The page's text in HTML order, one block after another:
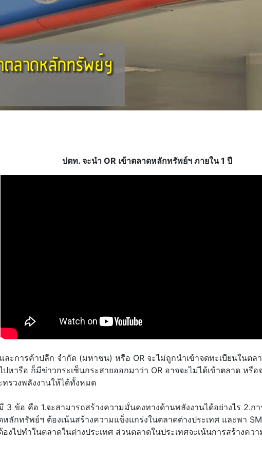
ปตท. จะนำ OR เข้าตลาดหลักทรัพย์ฯ ภายใน 1 ปี
ะการค้าปลีก จำกัด (มหาชน) หรือ OR จะไม่ถูกนำเข้าจดทะเบียนในต
ปหารือ ก็มีข่าวกระเซ็นกระสายออกมาว่า OR อาจจะไม่ได้เข้าตลาด หรื
รวงพลังงานให้ได้ทั้งหมด
ข้อ คือ 1.จะสามารถสร้างความมั่นคงทางด้านพลังงานได้อย่างไร 2.
ลักทรัพย์ฯ ต้องเน้นสร้างความแข็งแกร่งในตลาดต่างประเทศ และพา
องไปทำในตลาดในต่างประเทศ ส่วนตลาดในประเทศจะเน้นการสร้างค